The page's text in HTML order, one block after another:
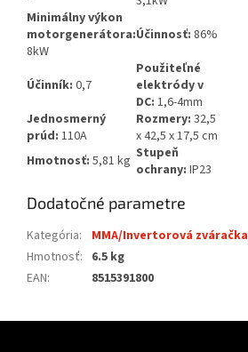
Minimálny výkon
motorgenerátora:
8kW
Účinnosť: 86%
Účinník: 0,7
Použiteľné
elektródy v
DC: 1,6-4mm
Jednosmerný
prúd: 110A
Rozmery: 32,5
x 42,5 x 17,5 cm
Hmotnosť: 5,81 kg Stupeň
ochrany: IP23
Dodatočné parametre
Kategória:
MMA/Invertorová zváračka
Hmotnosť: 6.5 kg
EAN: 8515391800